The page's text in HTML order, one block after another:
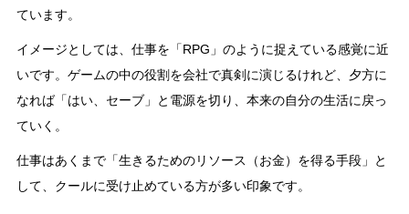
ています。
イメージとしては、仕事を「RPG」のように捉えている感覚に近
いです。ゲームの中の役割を会社で真剣に演じるけれど、夕方に
なれば「はい、セーブ」と電源を切り、本来の自分の生活に戻っ
ていく。
仕事はあくまで「生きるためのリソース（お金）を得る手段」と
して、クールに受け止めている方が多い印象です。